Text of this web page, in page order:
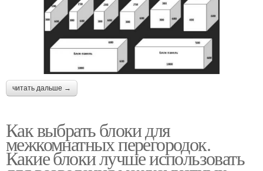
читать дальше →
Как выбрать блоки для
межкомнатных перегородок.
Какие блоки лучше использовать